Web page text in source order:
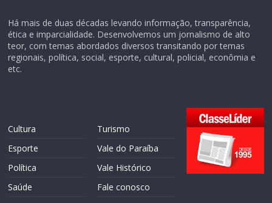
Há mais de duas décadas levando informação, transparência,
ética e imparcialidade. Desenvolvemos um jornalismo de alto
teor, com temas abordados diversos transitando por temas
regionais, política, social, esporte, cultural, policial, econômia e
etc.
Cultura
Esporte
Política
Saúde
Turismo
Vale do Paraíba
Vale Histórico
Fale conosco